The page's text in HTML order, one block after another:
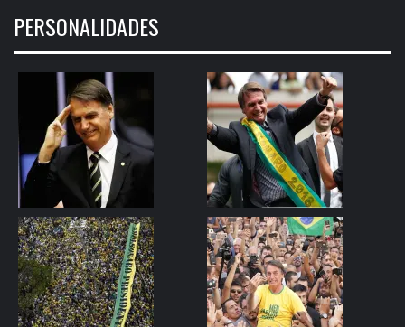
PERSONALIDADES